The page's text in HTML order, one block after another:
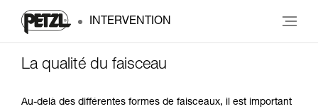
INTERVENTION
La qualité du faisceau
Au-delà des différentes formes de faisceaux, il est important